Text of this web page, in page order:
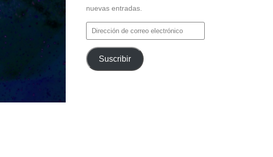
nuevas entradas.
Dirección
de
correo
electrónico
Suscribir